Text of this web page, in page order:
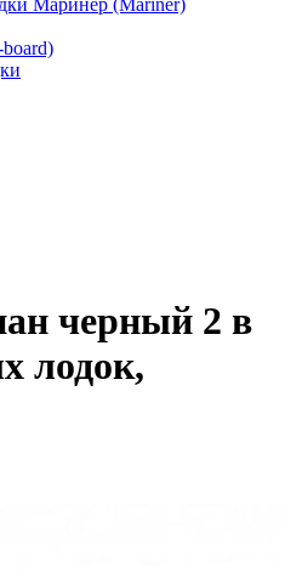
Маринер (Mariner)
черный 2 в
лодок,